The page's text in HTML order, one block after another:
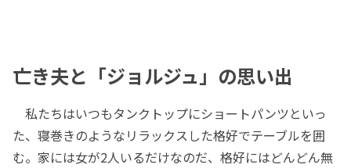
亡き夫と「ジョルジュ」の思い出
私たちはいつもタンクトップにショートパンツといっ
た、寝巻きのようなリラックスした格好でテーブルを囲
む。家には女が2人いるだけなのだ、格好にはどんどん無